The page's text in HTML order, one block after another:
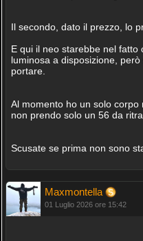
Il secondo, dato il prezzo, lo
E qui il neo starebbe nel
luminosa a disposizione,
portare.
Al momento ho un solo
non prendo solo un 56 da
Scusate se prima non sono
Maxmontella
01 Luglio 2026 ore 15:42